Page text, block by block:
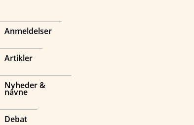
Anmeldelser
Artikler
Nyheder &
navne
Debat